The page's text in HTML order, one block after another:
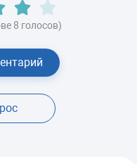
8 голосов)